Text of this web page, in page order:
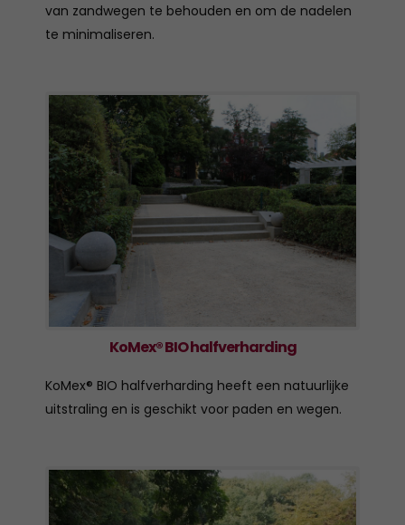
van zandwegen te behouden en om de nadelen
te minimaliseren.
KoMex® BIO halfverharding
KoMex® BIO halfverharding heeft een natuurlijke
uitstraling en is geschikt voor paden en wegen.